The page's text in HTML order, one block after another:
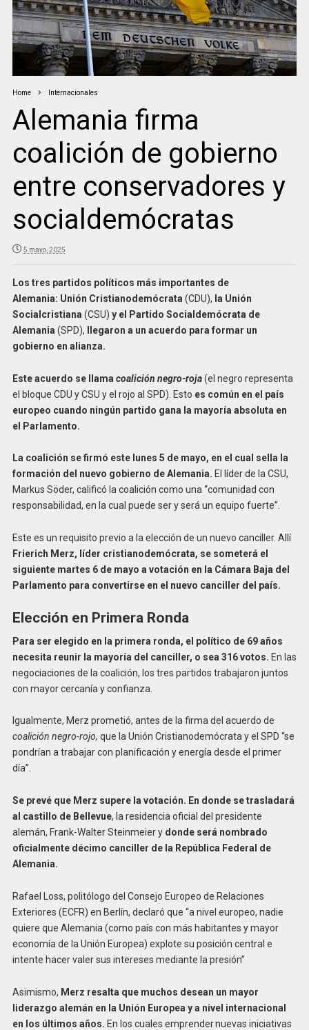
Home Internacionales
Alemania firma
coalición de gobierno
entre conservadores y
socialdemócratas
5 mayo, 2025
Los tres partidos políticos más importantes de
Alemania: Unión Cristianodemócrata (CDU), la Unión
Socialcristiana (CSU) y el Partido Socialdemócrata de
Alemania (SPD),
llegaron a un acuerdo para formar un
gobierno en alianza.
Este acuerdo se llama coalición negro-roja(el negro representa
el bloque CDU y CSU y el rojo al SPD). Esto es común en el país
europeo cuando ningún partido gana la mayoría absoluta en
el Parlamento.
La coalición se firmó este lunes 5 de mayo, en el cual sella la
formación del nuevo gobierno de Alemania. El líder de la CSU,
Markus Söder, calificó la coalición como una “comunidad con
responsabilidad, en la cual puede ser y será un equipo fuerte”.
Este es un requisito previo a la elección de un nuevo canciller. Allí
Frierich Merz, líder cristianodemócrata, se someterá el
siguiente martes 6 de mayo a votación en la Cámara Baja del
Parlamento para convertirse en el nuevo canciller del país.
Elección en Primera Ronda
Para ser elegido en la primera ronda, el político de 69 años
necesita reunir la mayoría del canciller, o sea 316 votos. En las
negociaciones de la coalición, los tres partidos trabajaron juntos
con mayor cercanía y confianza.
Igualmente, Merz prometió, antes de la firma del acuerdo de
coalición negro-rojo, que la Unión Cristianodemócrata y el SPD “se
pondrían a trabajar con planificación y energía desde el primer
día”.
Se prevé que Merz supere la votación. En donde se trasladará
al castillo de Bellevue, la residencia oficial del presidente
alemán, Frank-Walter Steinmeier y donde será nombrado
oficialmente décimo canciller de la República Federal de
Alemania.
Rafael Loss, politólogo del Consejo Europeo de Relaciones
Exteriores (ECFR) en Berlín, declaró que “a nivel europeo, nadie
quiere que Alemania (como país con más habitantes y mayor
economía de la Unión Europea) explote su posición central e
intente hacer valer sus intereses mediante la presión”
Asimismo, Merz resalta que muchos desean un mayor
liderazgo alemán en la Unión Europea y a nivel internacional
en los últimos años. En los cuales emprender nuevas iniciativas